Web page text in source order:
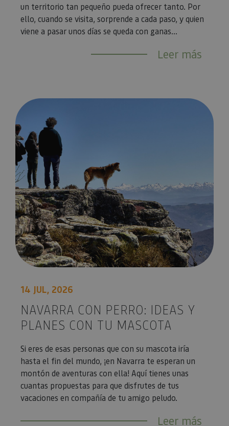
un territorio tan pequeño pueda ofrecer tanto. Por
ello, cuando se visita, sorprende a cada paso, y quien
viene a pasar unos días se queda con ganas...
Leer más
Navarra con perro: ideas y planes con tu mascota
14 JUL, 2026
NAVARRA CON PERRO: IDEAS Y
PLANES CON TU MASCOTA
Si eres de esas personas que con su mascota iría
hasta el fin del mundo, ¡en Navarra te esperan un
montón de aventuras con ella! Aquí tienes unas
cuantas propuestas para que disfrutes de tus
vacaciones en compañía de tu amigo peludo.
Leer más